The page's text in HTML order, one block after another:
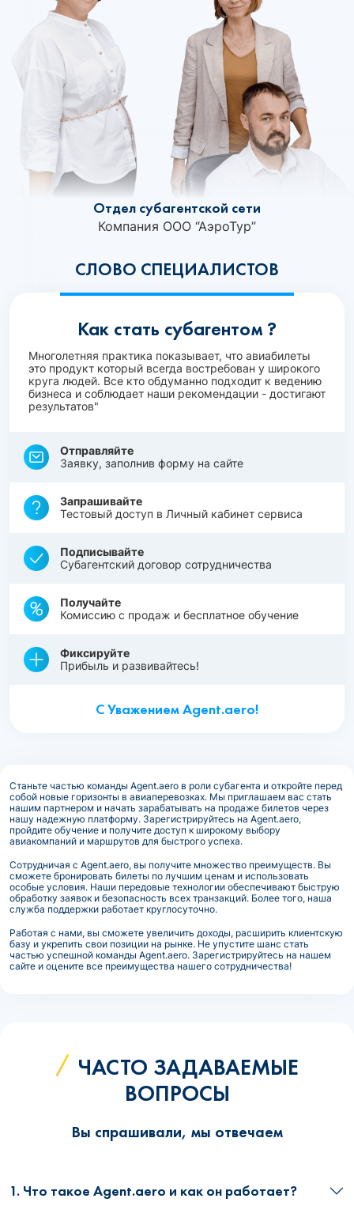
СЛОВО СПЕЦИАЛИСТОВ
Отдел субагентской сети
Компания ООО “АэроТур”
Как стать субагентом ?
Многолетняя практика показывает, что авиабилеты
это продукт который всегда востребован у широкого
круга людей. Все кто обдуманно подходит к ведению
бизнеса и соблюдает наши рекомендации - достигают
результатов"
Отправляйте
Заявку, заполнив форму на сайте
Запрашивайте
Тестовый доступ в Личный кабинет сервиса
Подписывайте
Субагентский договор сотрудничества
Получайте
Комиссию с продаж и бесплатное обучение
Фиксируйте
Прибыль и развивайтесь!
С Уважением Agent.aero!
Станьте частью команды Agent.aero в роли субагента и откройте перед
собой новые горизонты в авиаперевозках. Мы приглашаем вас стать
нашим партнером и начать зарабатывать на продаже билетов через
нашу надежную платформу. Зарегистрируйтесь на Agent.aero,
пройдите обучение и получите доступ к широкому выбору
авиакомпаний и маршрутов для быстрого успеха.
Сотрудничая с Agent.aero, вы получите множество преимуществ. Вы
сможете бронировать билеты по лучшим ценам и использовать
особые условия. Наши передовые технологии обеспечивают быструю
обработку заявок и безопасность всех транзакций. Более того, наша
служба поддержки работает круглосуточно.
Работая с нами, вы сможете увеличить доходы, расширить клиентскую
базу и укрепить свои позиции на рынке. Не упустите шанс стать
частью успешной команды Agent.aero. Зарегистрируйтесь на нашем
сайте и оцените все преимущества нашего сотрудничества!
ЧАСТО ЗАДАВАЕМЫЕ
ВОПРОСЫ
Вы спрашивали, мы отвечаем
1. Что такое Agent.aero и как он работает?